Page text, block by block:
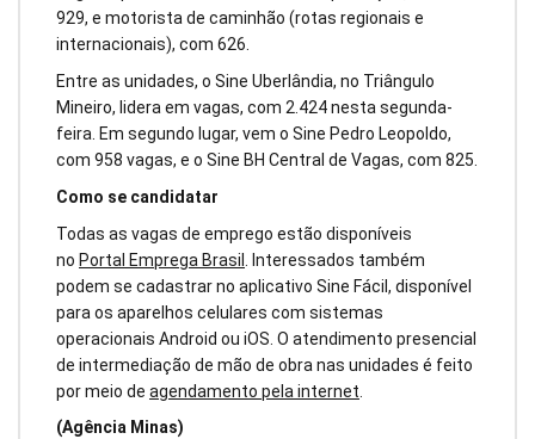
929, e motorista de caminhão (rotas regionais e
internacionais), com 626.
Entre as unidades, o Sine Uberlândia, no Triângulo
Mineiro, lidera em vagas, com 2.424 nesta segunda-
feira. Em segundo lugar, vem o Sine Pedro Leopoldo,
com 958 vagas, e o Sine BH Central de Vagas, com 825.
Como se candidatar
Todas as vagas de emprego estão disponíveis
no Portal Emprega Brasil
. Interessados também
podem se cadastrar no aplicativo Sine Fácil, disponível
para os aparelhos celulares com sistemas
operacionais Android ou iOS. O atendimento presencial
de intermediação de mão de obra nas unidades é feito
por meio de agendamento pela internet
(Agência Minas)